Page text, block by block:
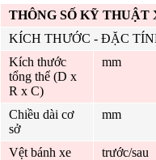
THÔNG SỐ KỸ THUẬT
KÍCH THƯỚC - ĐẶC
Kích thước
tổng thể (D x
R x C)
mm
Chiều dài cơ
sở
mm
Vệt bánh xe trước/sau